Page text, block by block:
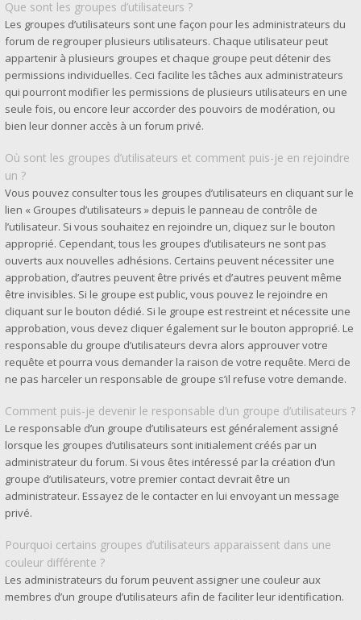
Que sont les groupes d’utilisateurs ?
Les groupes d’utilisateurs sont une façon pour les administrateurs du
forum de regrouper plusieurs utilisateurs. Chaque utilisateur peut
appartenir à plusieurs groupes et chaque groupe peut détenir des
permissions individuelles. Ceci facilite les tâches aux administrateurs
qui pourront modifier les permissions de plusieurs utilisateurs en une
seule fois, ou encore leur accorder des pouvoirs de modération, ou
bien leur donner accès à un forum privé.
Où sont les groupes d’utilisateurs et comment puis-je en rejoindre
un ?
Vous pouvez consulter tous les groupes d’utilisateurs en cliquant sur le
lien « Groupes d’utilisateurs » depuis le panneau de contrôle de
l’utilisateur. Si vous souhaitez en rejoindre un, cliquez sur le bouton
approprié. Cependant, tous les groupes d’utilisateurs ne sont pas
ouverts aux nouvelles adhésions. Certains peuvent nécessiter une
approbation, d’autres peuvent être privés et d’autres peuvent même
être invisibles. Si le groupe est public, vous pouvez le rejoindre en
cliquant sur le bouton dédié. Si le groupe est restreint et nécessite une
approbation, vous devez cliquer également sur le bouton approprié. Le
responsable du groupe d’utilisateurs devra alors approuver votre
requête et pourra vous demander la raison de votre requête. Merci de
ne pas harceler un responsable de groupe s’il refuse votre demande.
Comment puis-je devenir le responsable d’un groupe d’utilisateurs ?
Le responsable d’un groupe d’utilisateurs est généralement assigné
lorsque les groupes d’utilisateurs sont initialement créés par un
administrateur du forum. Si vous êtes intéressé par la création d’un
groupe d’utilisateurs, votre premier contact devrait être un
administrateur. Essayez de le contacter en lui envoyant un message
privé.
Pourquoi certains groupes d’utilisateurs apparaissent dans une
couleur différente ?
Les administrateurs du forum peuvent assigner une couleur aux
membres d’un groupe d’utilisateurs afin de faciliter leur identification.